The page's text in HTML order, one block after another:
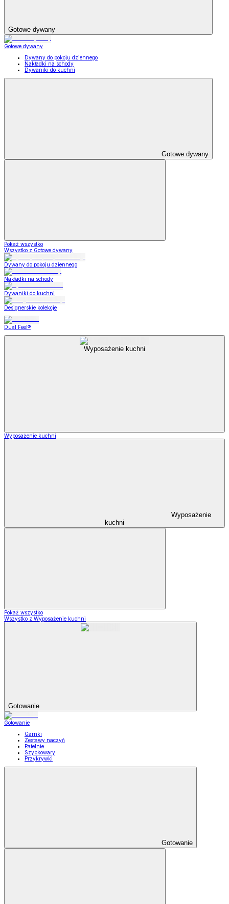
Gotowe dywany
Gotowe dywany
Dywany do pokoju dziennego
Nakładki na schody
Dywaniki do kuchni
Gotowe dywany
Pokaż wszystko
Wszystko z Gotowe dywany
Dywany do pokoju dziennego
Nakładki na schody
Dywaniki do kuchni
Designerskie kolekcje
Dual Feel®
Wyposażenie kuchni
Wyposażenie kuchni
Wyposażenie
kuchni
Pokaż wszystko
Wszystko z Wyposażenie kuchni
Gotowanie
Gotowanie
Garnki
Zestawy naczyń
Patelnie
Szybkowary
Przykrywki
Gotowanie